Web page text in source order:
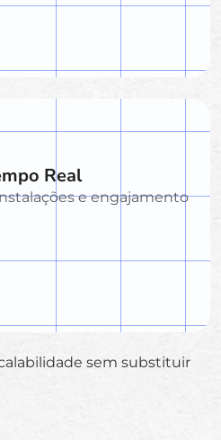
Real
e engajamento
sem substituir